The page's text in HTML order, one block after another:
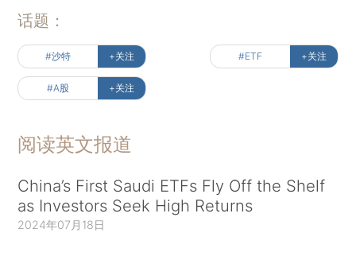
话题：
#沙特 +关注 #ETF +关注
#A股 +关注
阅读英文报道
China’s First Saudi ETFs Fly Off the Shelf
as Investors Seek High Returns
2024年07月18日